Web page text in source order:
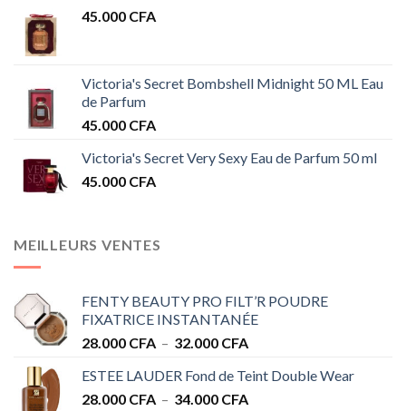
45.000 CFA
Victoria's Secret Bombshell Midnight 50 ML Eau
de Parfum
45.000 CFA
Victoria's Secret Very Sexy Eau de Parfum 50 ml
45.000 CFA
MEILLEURS VENTES
FENTY BEAUTY PRO FILT’R POUDRE
FIXATRICE INSTANTANÉE
28.000 CFA – 32.000 CFAPlage
prix :
28.000 CFA
ESTEE LAUDER Fond de Teint Double Wear
28.000 CFA – 34.000 CFAPlage